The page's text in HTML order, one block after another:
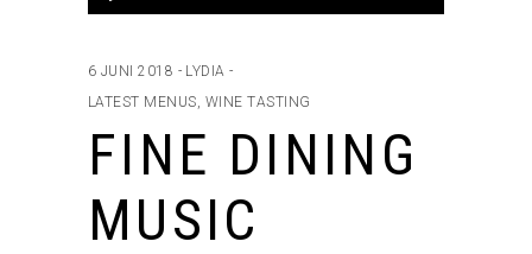
6 JUNI 2018
LYDIA
LATEST MENUS WINE TASTING
FINE DINING
MUSIC